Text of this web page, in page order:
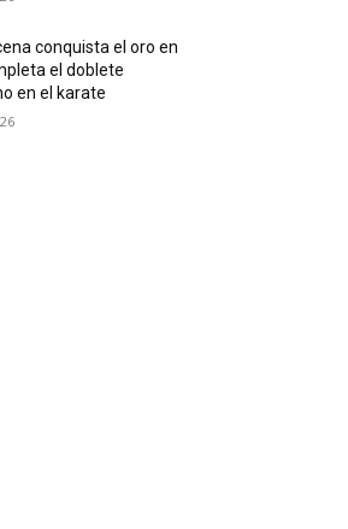
conquista el oro en
el doblete
en el karate